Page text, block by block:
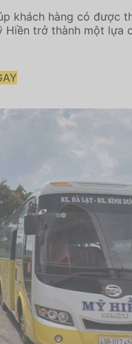
khách hàng có được
trở thành một